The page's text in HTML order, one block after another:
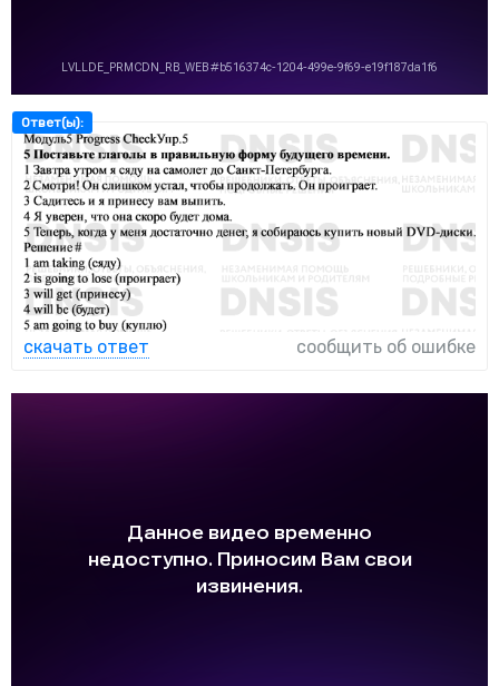
Ответ(ы):
скачать ответ сообщить об ошибке